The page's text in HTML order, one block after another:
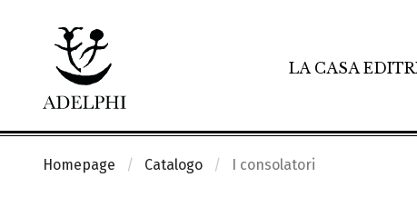
LA CASA
Homepage Catalogo I consolatori